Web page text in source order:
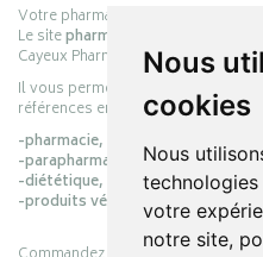
Nous
cookies
Nous
votre
notre site,
Votre pharmacie en ligne :
Le sitepharmacie-cayeux.fr
Cayeux Pharmabest Berck-sur-
Il vous permet de réaliser vos
références en :
-pharmacie,
-parapharmacie,
-diététique,
-produits vétérinaires.